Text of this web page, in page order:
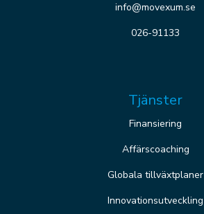
info@movexum.se
026-91133
Tjänster
Finansiering
Affärscoaching
Globala tillväxtplaner
Innovationsutveckling